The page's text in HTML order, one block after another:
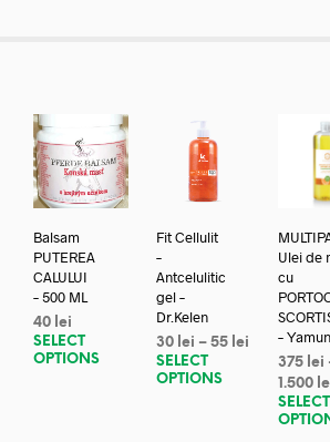
Balsam
PUTEREA
CALULUI
– 500 ML
40 lei
SELECT
OPTIONS
Fit Cellulit
–
Antcelulitic
gel –
Dr.Kelen
30 lei – 55 lei
SELECT
OPTIONS
Ulei de
cu
–
375 lei
1.500
SELECT